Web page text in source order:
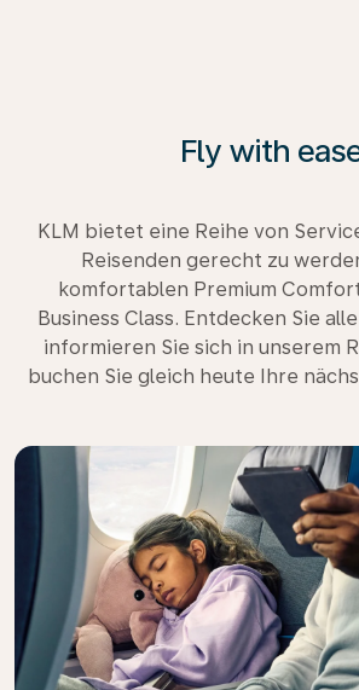
Fly with
KLM bietet eine Reihe von
Reisenden gerecht zu
komfortablen Premium
Business Class. Entdecken Sie
informieren Sie sich in unserem
buchen Sie gleich heute Ihre